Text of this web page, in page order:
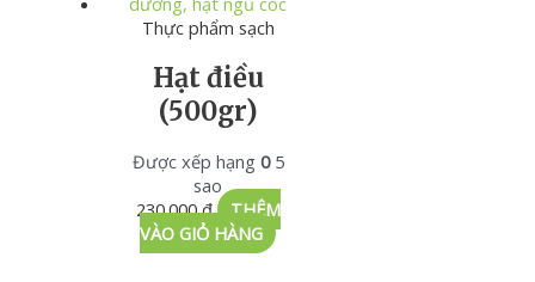
Thực phẩm sạch
Hạt điều
(500gr)
Được xếp hạng 05
sao
230.000₫
THÊM
VÀO GIỎ HÀNG